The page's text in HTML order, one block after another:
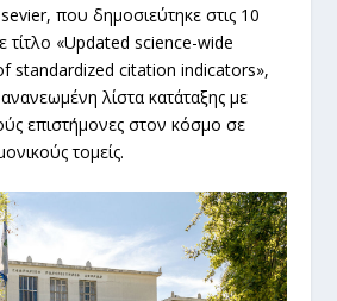
που δημοσιεύτηκε στις 10
τίτλο «Updated science-wide
standardized citation indicators»,
λίστα κατάταξης με
επιστήμονες στον κόσμο σε
τομείς.